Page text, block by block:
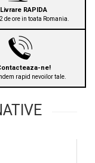
Livrare RAPIDA
de ore in toata Romania.
ne!
rapid nevoilor tale.